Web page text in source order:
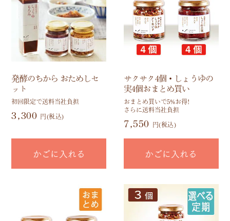
発酵のちから おためしセ
ット
初回限定で送料当社負担
3,300 円(税込)
かごに入れる
サクサク4個・しょうゆの
実4個おまとめ買い
おまとめ買いで5%お得!
さらに送料当社負担
7,550 円(税込)
かごに入れる